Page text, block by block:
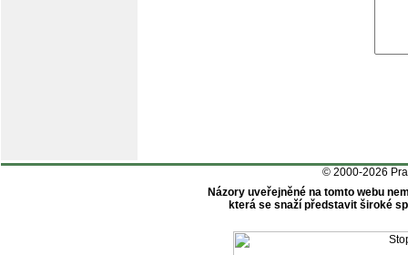
© 2000-2026
Názory uveřejněné na tomto webu
která se snaží představit široké